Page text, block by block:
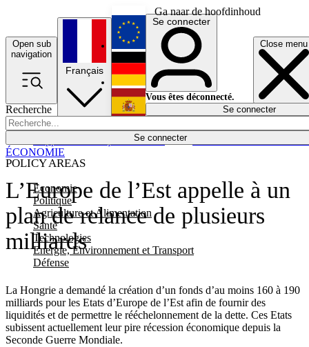
Ga naar de hoofdinhoud
Open sub
navigation
Close menu
Recherche
Se connecter
POLICY AREAS
Economie
Politique
Agriculture et Alimentation
Santé
Technologies
Energie, Environnement et Transport
Défense
Économie
Français
English
Deutsch
Español
Se connecter
Vous êtes déconnecté.
Se connecter
L’Europe de l’Est appelle à un
plan de relance de plusieurs
milliards
La Hongrie a demandé la création d’un fonds d’au moins 160 à 190
milliards pour les Etats d’Europe de l’Est afin de fournir des
liquidités et de permettre le rééchelonnement de la dette. Ces Etats
subissent actuellement leur pire récession économique depuis la
Seconde Guerre Mondiale.
ÉCONOMIE